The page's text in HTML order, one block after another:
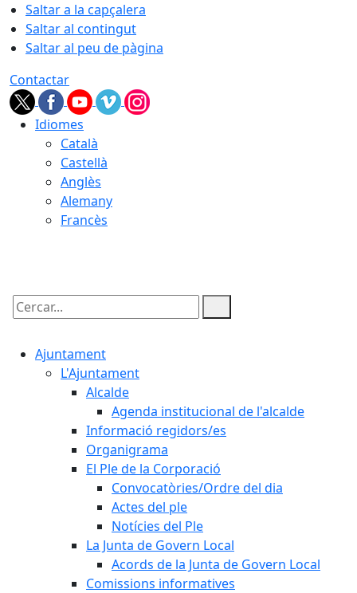
Saltar a la capçalera
Saltar al contingut
Saltar al peu de pàgina
Contactar
Idiomes
Català
Castellà
Anglès
Alemany
Francès
Cercar:
Ajuntament
L'Ajuntament
Alcalde
Agenda institucional de l'alcalde
Informació regidors/es
Organigrama
El Ple de la Corporació
Convocatòries/Ordre del dia
Actes del ple
Notícies del Ple
La Junta de Govern Local
Acords de la Junta de Govern Local
Comissions informatives